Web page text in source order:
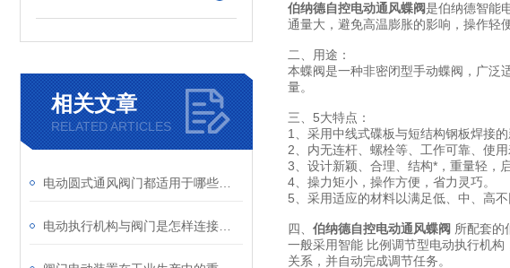
相关文章
RELATED ARTICLES
伯纳德自控电动通风蝶阀是伯纳德智能
通量大，避免高温膨胀的影响，操作轻
二、用途：
本蝶阀是一种非密闭型手动蝶阀，广
量。
三、5大特点：
1、采用中线式碟板与短结构钢板焊接
2、内无连杆、螺栓等、工作可靠、使
3、设计新颖、合理、结构*，重量轻，
4、操力矩小，操作方便，省力灵巧。
5、采用适应的材料以满足低、中、高
四、 伯纳德自控电动通风蝶阀 所配套的
一般采用智能 比例调节型电动执行机
关系，并自动完成调节任务。